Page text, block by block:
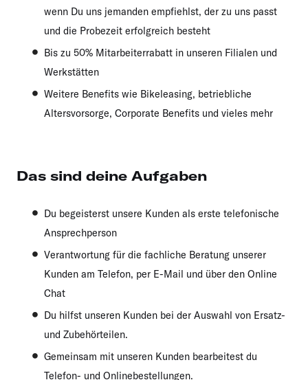
wenn Du uns jemanden empfiehlst, der zu uns passt
und die Probezeit erfolgreich besteht
Bis zu 50% Mitarbeiterrabatt in unseren Filialen und
Werkstätten
Weitere Benefits wie Bikeleasing, betriebliche
Altersvorsorge, Corporate Benefits und vieles mehr
Das sind deine Aufgaben
Du begeisterst unsere Kunden als erste telefonische
Ansprechperson
Verantwortung für die fachliche Beratung unserer
Kunden am Telefon, per E-Mail und über den Online
Chat
Du hilfst unseren Kunden bei der Auswahl von Ersatz-
und Zubehörteilen.
Gemeinsam mit unseren Kunden bearbeitest du
Telefon- und Onlinebestellungen.